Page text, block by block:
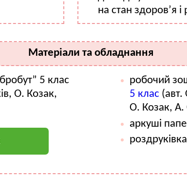
на стан здоров’я
Матеріали та обладнання
5 клас
О. Козак,
робочий
5 клас
О. Козак, А.
аркуші